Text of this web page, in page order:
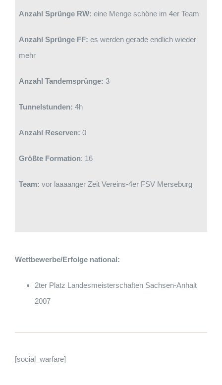
Anzahl Sprünge RW: eine Menge schöne im 4er Team
Anzahl Sprünge FF: es werden gerade endlich wieder
mehr
Anzahl Tandemsprünge: 3
Tunnelstunden: 4h
Anzahl Reserven: 0
Größte Formation: 16
Team: vor laaaanger Zeit Vereins-4er FSV Merseburg
Wettbewerbe/Erfolge national:
2ter Platz Landesmeisterschaften Sachsen-Anhalt
2007
[social_warfare]